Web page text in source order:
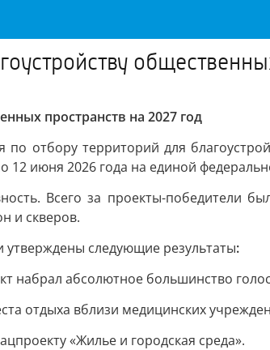
пространств на 2027 год
отбору территорий для
12 июня 2026 года на единой
Всего за проекты-победители
и скверов.
следующие результаты:
набрал абсолютное большинство
отдыха вблизи медицинских
«Жилье и городская среда».